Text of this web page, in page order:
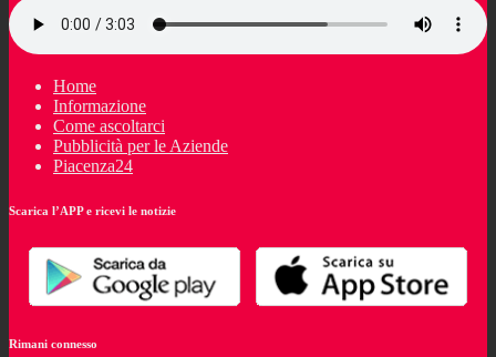
Home
Informazione
Come ascoltarci
Pubblicità per le Aziende
Piacenza24
Scarica l’APP e ricevi le notizie
Rimani connesso